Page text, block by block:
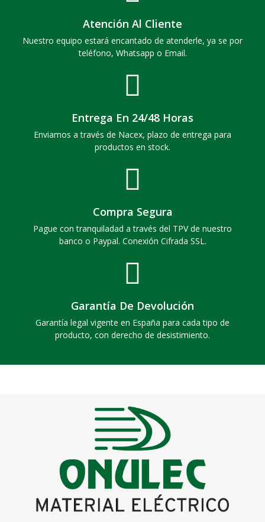
Atención Al Cliente
Nuestro equipo estará encantado de atenderle, ya se por
teléfono, Whatsapp o Email.
Entrega En 24/48 Horas
Enviamos a través de Nacex, plazo de entrega para
productos en stock.
Compra Segura
Pague con tranquiladad a través del TPV de nuestro
banco o Paypal. Conexión Cifrada SSL.
Garantía De Devolución
Garantía legal vigente en España para cada tipo de
producto, con derecho de desistimiento.